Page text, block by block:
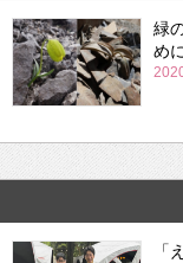
緑
め
「